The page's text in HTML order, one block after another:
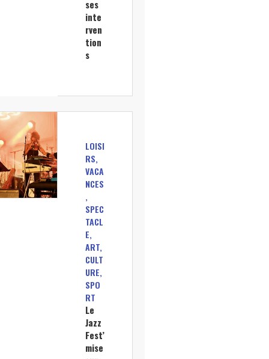
ses
inte
rven
tion
s
LOISI
RS,
VACA
NCES
,
SPEC
TACL
E,
ART,
CULT
URE,
SPO
RT
Le
Jazz
Fest’
mise